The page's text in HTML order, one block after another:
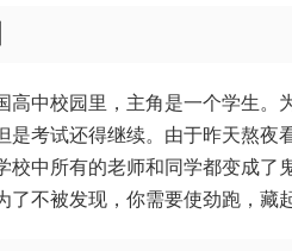
高中校园里，主角是一个学生
是考试还得继续。由于昨天熬
校中所有的老师和同学都变成
了不被发现，你需要使劲跑，藏